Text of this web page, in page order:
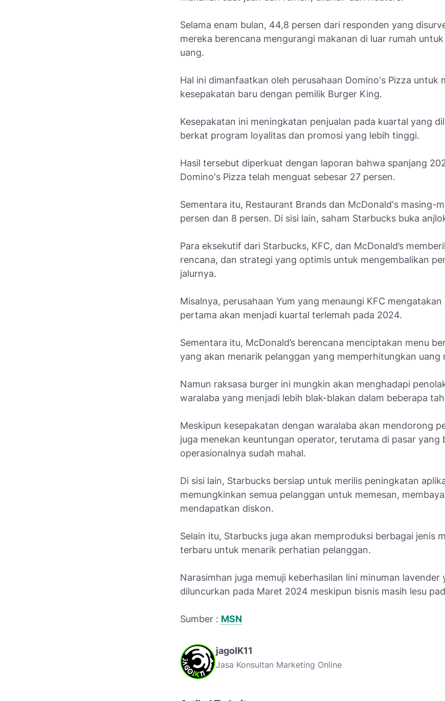
Selama enam bulan, 44,8 persen dari responden yang
mereka berencana mengurangi makanan di luar rumah
uang.
Hal ini dimanfaatkan oleh perusahaan Domino's Pizza untuk
kesepakatan baru dengan pemilik Burger King.
Kesepakatan ini meningkatan penjualan pada kuartal yang
berkat program loyalitas dan promosi yang lebih tinggi.
Hasil tersebut diperkuat dengan laporan bahwa spanjang
Domino's Pizza telah menguat sebesar 27 persen.
Sementara itu, Restaurant Brands dan McDonald's masing-
persen dan 8 persen. Di sisi lain, saham Starbucks buka
Para eksekutif dari Starbucks, KFC, dan McDonald’s
rencana, dan strategi yang optimis untuk mengembalikan
jalurnya.
Misalnya, perusahaan Yum yang menaungi KFC
pertama akan menjadi kuartal terlemah pada 2024.
Sementara itu, McDonald’s berencana menciptakan menu
yang akan menarik pelanggan yang memperhitungkan uang
Namun raksasa burger ini mungkin akan menghadapi
waralaba yang menjadi lebih blak-blakan dalam beberapa
Meskipun kesepakatan dengan waralaba akan mendorong
juga menekan keuntungan operator, terutama di pasar yang
operasionalnya sudah mahal.
Di sisi lain, Starbucks bersiap untuk merilis peningkatan
memungkinkan semua pelanggan untuk memesan,
mendapatkan diskon.
Selain itu, Starbucks juga akan memproduksi berbagai jenis
terbaru untuk menarik perhatian pelanggan.
Narasimhan juga memuji keberhasilan lini minuman lavender
diluncurkan pada Maret 2024 meskipun bisnis masih lesu
Sumber : MSN
jagoIK11
Jasa Konsultan Marketing Online